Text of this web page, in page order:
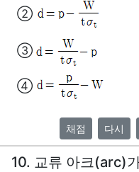
②
③
④
채점 다시
10. 교류 아크(arc)